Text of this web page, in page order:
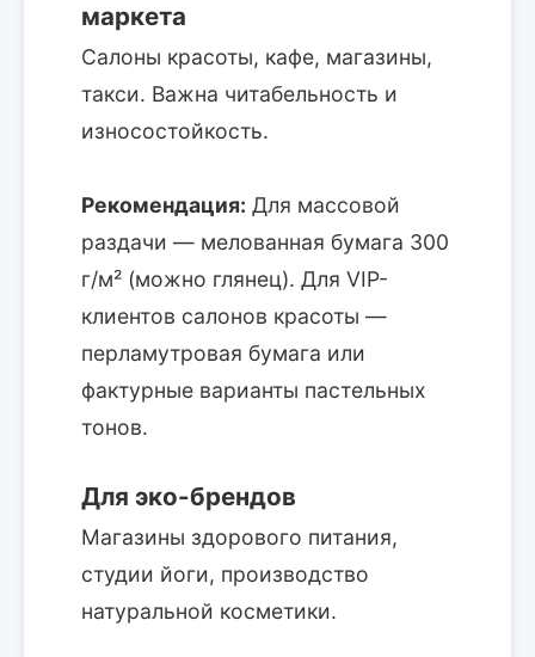
маркета
Салоны красоты, кафе, магазины,
такси. Важна читабельность и
износостойкость.
Рекомендация: Для массовой
раздачи — мелованная бумага 300
г/м² (можно глянец). Для VIP-
клиентов салонов красоты —
перламутровая бумага или
фактурные варианты пастельных
тонов.
Для эко-брендов
Магазины здорового питания,
студии йоги, производство
натуральной косметики.